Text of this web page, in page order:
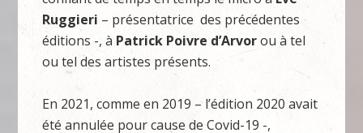
Ruggieri – présentatrice des précédentes
éditions -, à Patrick Poivre d’Arvorou à tel
ou tel des artistes présents.
En 2021, comme en 2019 – l’édition 2020 avait
été annulée pour cause de Covid-19 -,